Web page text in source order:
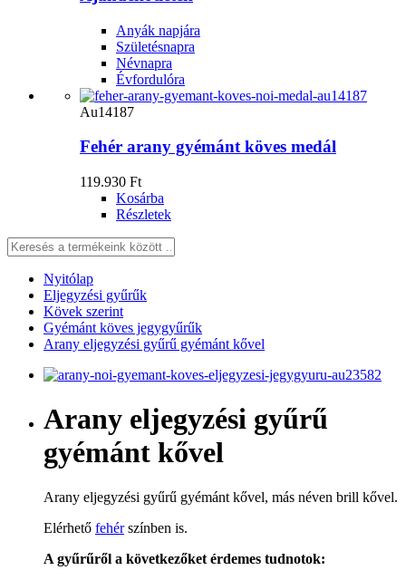
Anyák napjára
Születésnapra
Névnapra
Évfordulóra
Au14187
Fehér arany gyémánt köves medál
119.930 Ft
Kosárba
Részletek
Nyitólap
Eljegyzési gyűrűk
Kövek szerint
Gyémánt köves jegygyűrűk
Arany eljegyzési gyűrű gyémánt kővel
Arany eljegyzési gyűrű
gyémánt kővel
Arany eljegyzési gyűrű gyémánt kővel, más néven brill kővel.
Elérhető fehérszínben is.
A gyűrűről a következőket érdemes tudnotok: